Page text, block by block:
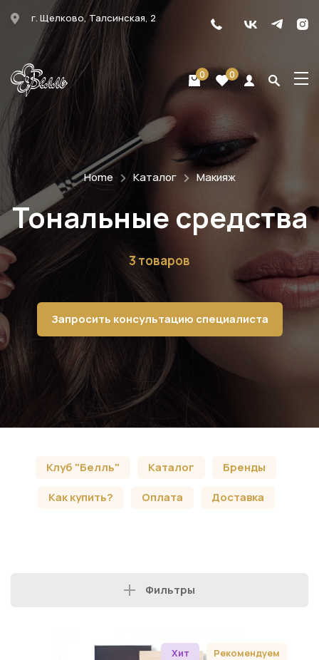
г. Щелково, Талсинская, 2
0 0
Home Каталог Макияж
Тональные средства
3 товаров
Запросить консультацию специалиста
Клуб "Белль" Каталог
Бренды
Как купить?
Оплата Доставка
Фильтры
Хит Рекомендуем